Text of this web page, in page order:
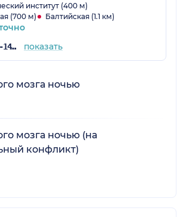
институт (400 м)
(700 м)
Балтийская (1.1 км)
+7 (812) 407-14-94 показать
мозга ночью
мозга ночью (на
конфликт)